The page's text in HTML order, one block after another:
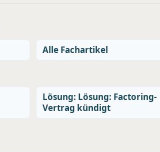
Alle Fachartikel
Lösung: Lösung: Factoring-
Vertrag kündigt